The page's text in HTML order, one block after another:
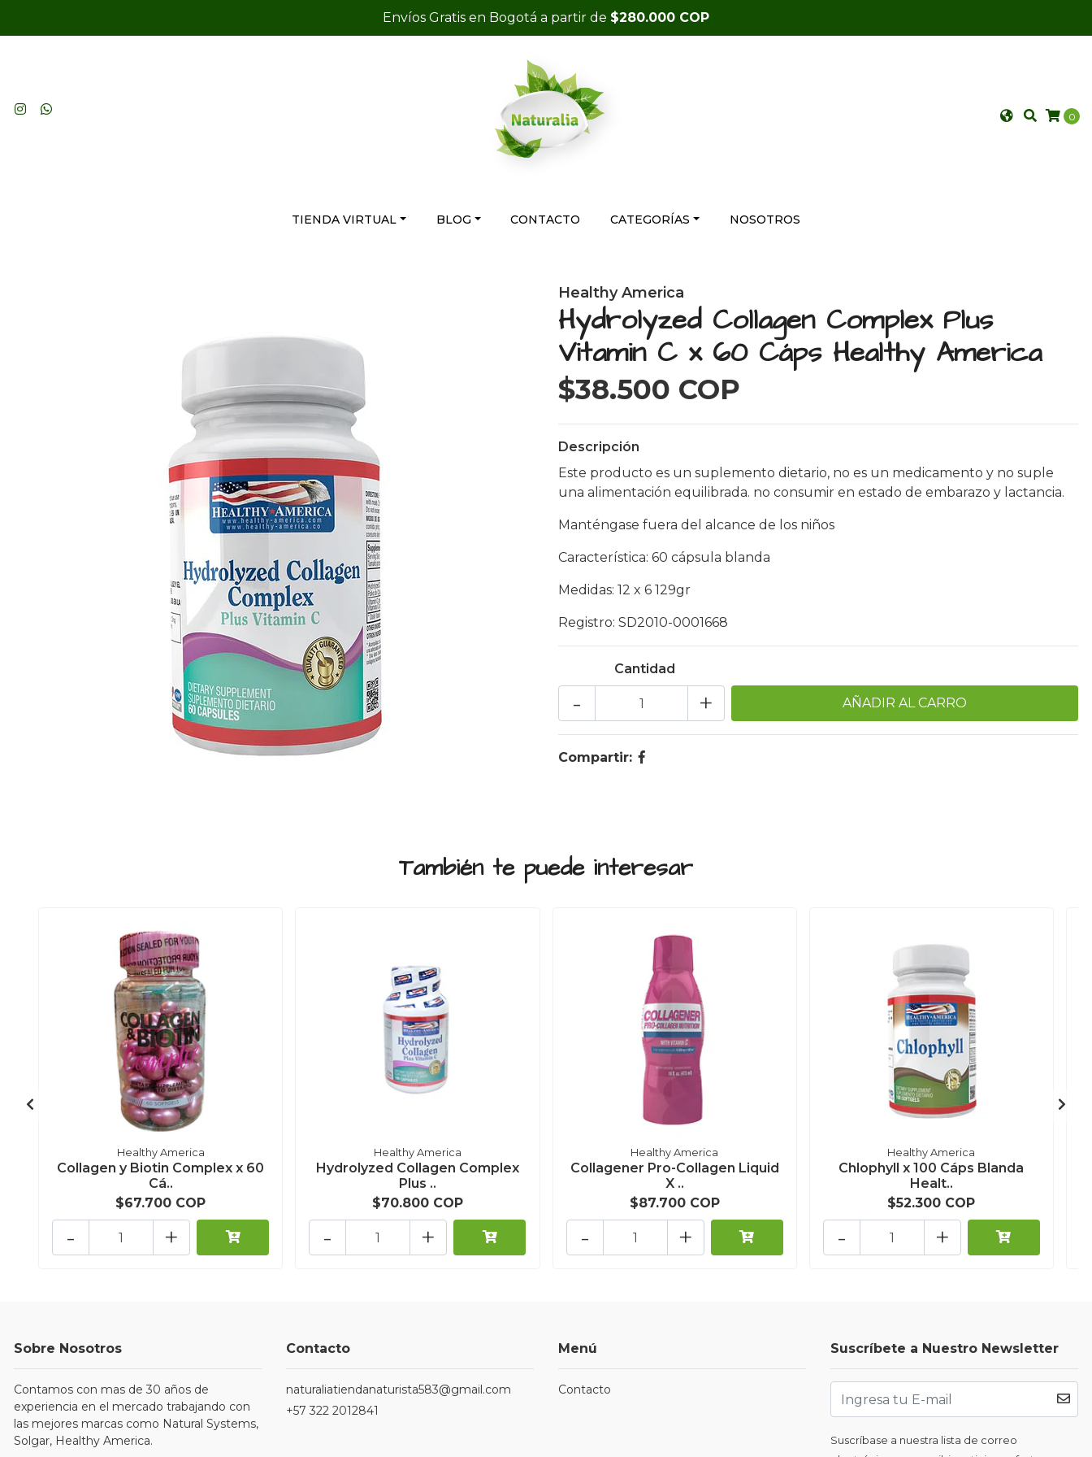
Envíos Gratis en Bogotá a partir de $280.000 COP
0
TIENDA VIRTUAL BLOG CONTACTO CATEGORÍAS NOSOTROS
Healthy America
Hydrolyzed Collagen Complex Plus
Vitamin C x 60 Cáps Healthy America
$38.500 COP
Descripción
Este producto es un suplemento dietario, no es un medicamento y no suple
una alimentación equilibrada. no consumir en estado de embarazo y lactancia.
Manténgase fuera del alcance de los niños
Característica: 60 cápsula blanda
Medidas: 12 x 6 129gr
Registro: SD2010-0001668
Cantidad
+
-
Compartir:
También te puede interesar
Healthy America
Collagen y Biotin Complex x 60
Cá..
$67.700 COP
+
-
Healthy America
Hydrolyzed Collagen Complex
Plus ..
$70.800 COP
+
-
Healthy America
Collagener Pro-Collagen Liquid
X ..
$87.700 COP
+
-
Healthy America
Chlophyll x 100 Cáps Blanda
Healt..
$52.300 COP
+
-
Sobre Nosotros
Contamos con mas de 30 años de
experiencia en el mercado trabajando con
las mejores marcas como Natural Systems,
Solgar, Healthy America.
Contacto
naturaliatiendanaturista583@gmail.com
+57 322 2012841
Menú
Contacto
Suscríbete a Nuestro Newsletter
Suscríbase a nuestra lista de correo